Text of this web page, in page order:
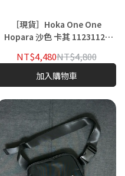
［現貨］Hoka One One
Hopara 沙色 卡其 1123112-
NT$4,480NT$4,800
加入購物車